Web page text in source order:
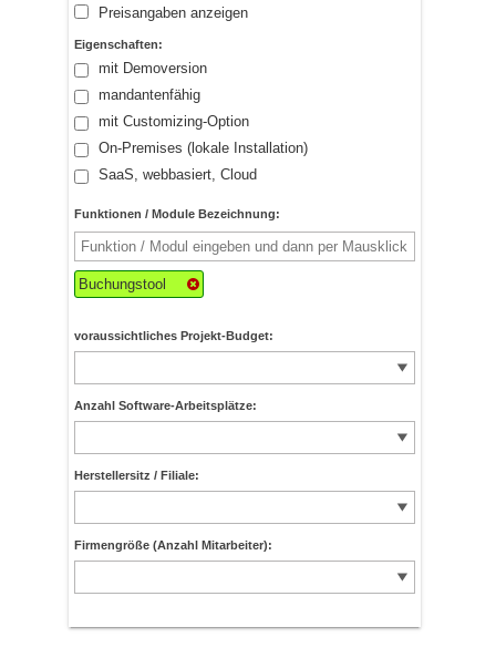
Preisangaben anzeigen
Eigenschaften:
mit Demoversion
mandantenfähig
mit Customizing-Option
On-Premises (lokale Installation)
SaaS, webbasiert, Cloud
Funktionen / Module Bezeichnung:
Buchungstool
voraussichtliches Projekt-Budget:
Anzahl Software-Arbeitsplätze:
Herstellersitz / Filiale:
Firmengröße (Anzahl Mitarbeiter):